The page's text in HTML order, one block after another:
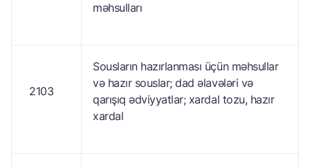
məhsulları
2103
Sousların hazırlanması üçün məhsullar
və hazır souslar; dad əlavələri və
qarışıq ədviyyatlar; xardal tozu, hazır
xardal